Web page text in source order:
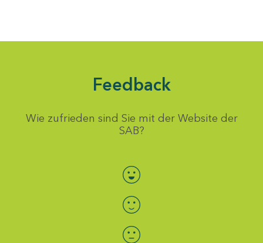
Feedback
Wie zufrieden sind Sie mit der Website der
SAB?
Bewertung auswählen